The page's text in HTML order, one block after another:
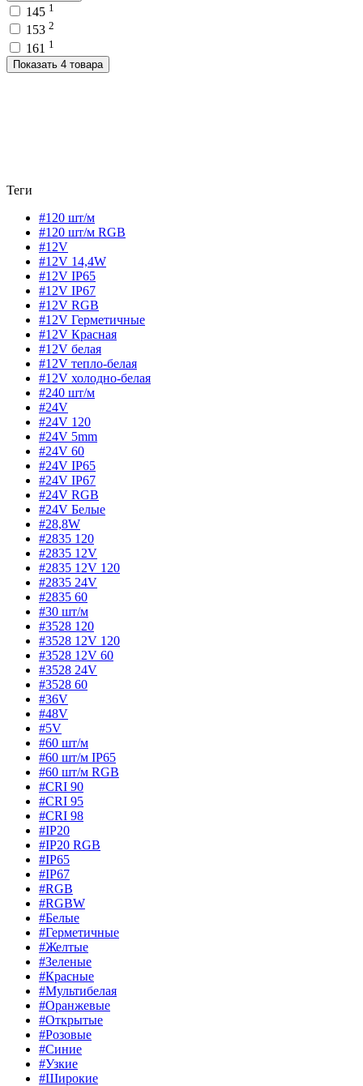
145 1
153 2
161 1
Показать 4 товара
Теги
#120 шт/м
#120 шт/м RGB
#12V
#12V 14,4W
#12V IP65
#12V IP67
#12V RGB
#12V Герметичные
#12V Красная
#12V белая
#12V тепло-белая
#12V холодно-белая
#240 шт/м
#24V
#24V 120
#24V 5mm
#24V 60
#24V IP65
#24V IP67
#24V RGB
#24V Белые
#28,8W
#2835 120
#2835 12V
#2835 12V 120
#2835 24V
#2835 60
#30 шт/м
#3528 120
#3528 12V 120
#3528 12V 60
#3528 24V
#3528 60
#36V
#48V
#5V
#60 шт/м
#60 шт/м IP65
#60 шт/м RGB
#CRI 90
#CRI 95
#CRI 98
#IP20
#IP20 RGB
#IP65
#IP67
#RGB
#RGBW
#Белые
#Герметичные
#Желтые
#Зеленые
#Красные
#Мультибелая
#Оранжевые
#Открытые
#Розовые
#Синие
#Узкие
#Широкие